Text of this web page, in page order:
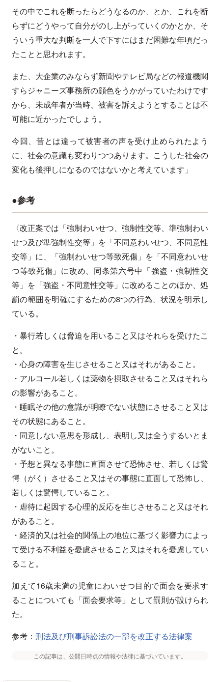
その中でこれを断ったらどうなるのか、とか、これを断
らずにどうやって自分がのし上がっていくのかとか、そ
ういう重大な判断を一人で下すにはまだ困難な年頃だっ
たことと思われます。
また、大企業のみならず新聞やテレビ局などの報道機関
すらジャニーズ事務所の顔色をうかがっていたわけです
から、未成年者が当時、被害を訴えようとすることは不
可能に近かったでしょう。
今回、昔とは違って被害者の声を受け止められたよう
に、社会の意識も変わりつつあります。こうした社会の
変化も後押しになるのではないかと考えています」
●参考
〈改正案では「強制わいせつ、強制性交等、準強制わい
せつ及び準強制性交等」を「不同意わいせつ、不同意性
交等」に、「強制わいせつ等致死傷」を「不同意わいせ
つ等致死傷」に改め、同条第六号中「強盗・強制性交
等」を「強盗・不同意性交等」に改めることのほか、処
罰の範囲を明確にするための8つの行為、状況を明示し
ている。
・暴行若しくは脅迫を用いること又はそれらを受けたこ
と。
・心身の障害を生じさせること又はそれがあること。
・アルコール若しくは薬物を摂取させること又はそれら
の影響があること。
・睡眠その他の意識が明瞭でない状態にさせること又は
その状態にあること。
・同意しない意思を形成し、表明し又は全うするいとま
がないこと。
・予想と異なる事態に直面させて恐怖させ、若しくは驚
愕（がく）させること又はその事態に直面して恐怖し、
若しくは驚愕していること。
・虐待に起因する心理的反応を生じさせること又はそれ
があること。
・経済的又は社会的関係上の地位に基づく影響力によっ
て受ける不利益を憂慮させること又はそれを憂慮してい
ること。
加えて16歳未満の児童にわいせつ目的で面会を要求す
ることについても「面会要求等」として罰則が設けられ
た。
参考： 刑法及び刑事訴訟法の一部を改正する法律案
この記事は、公開日時点の情報や法律に基づいています。